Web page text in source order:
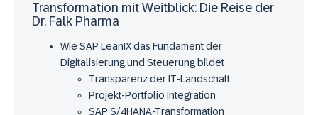
Transformation mit Weitblick: Die Reise der
Dr. Falk Pharma
Wie SAP LeanIX das Fundament der
Digitalisierung und Steuerung bildet
Transparenz der IT-Landschaft
Projekt-Portfolio Integration
SAP S/4HANA-Transformation